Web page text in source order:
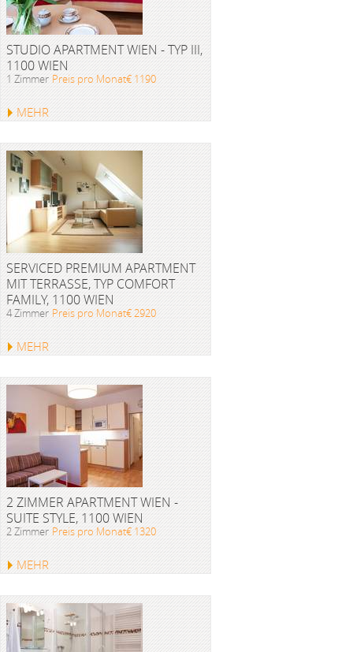
STUDIO APARTMENT WIEN - TYP III,
1100 WIEN
1 Zimmer Preis pro Monat€ 1190
MEHR
SERVICED PREMIUM APARTMENT
MIT TERRASSE, TYP COMFORT
FAMILY, 1100 WIEN
4 Zimmer Preis pro Monat€ 2920
MEHR
2 ZIMMER APARTMENT WIEN -
SUITE STYLE, 1100 WIEN
2 Zimmer Preis pro Monat€ 1320
MEHR